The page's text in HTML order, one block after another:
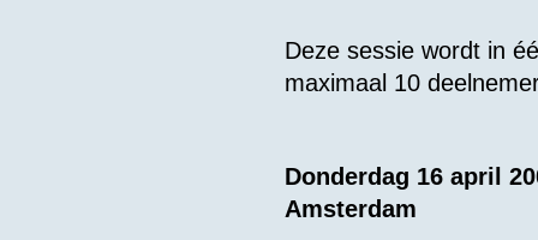
Deze sessie wordt in
maximaal 10
Donderdag 16 april
Amsterdam